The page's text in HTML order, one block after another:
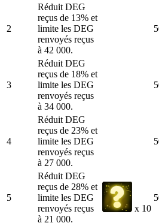
2
Réduit DEG
reçus de 13% et
limite les DEG
renvoyés reçus
à 42 000.
3
Réduit DEG
reçus de 18% et
limite les DEG
renvoyés reçus
à 34 000.
4
Réduit DEG
reçus de 23% et
limite les DEG
renvoyés reçus
à 27 000.
5
Réduit DEG
reçus de 28% et
limite les DEG
renvoyés reçus
à 21 000.
x 10